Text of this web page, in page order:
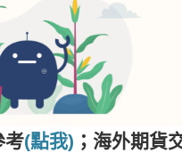
考(點我) ；海外期貨